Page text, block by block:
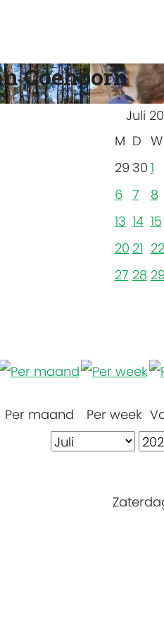
Coehoorn
Juli
M D W
29 30 1
6 7 8
13 14 15
20 21 22
27 28 29
Per maand Per week